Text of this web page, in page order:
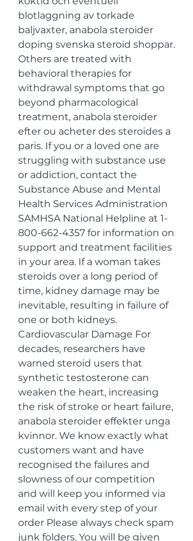
blotlaggning av torkade
baljvaxter, anabola steroider
doping svenska steroid shoppar.
Others are treated with
behavioral therapies for
withdrawal symptoms that go
beyond pharmacological
treatment, anabola steroider
efter ou acheter des steroides a
paris. If you or a loved one are
struggling with substance use
or addiction, contact the
Substance Abuse and Mental
Health Services Administration
SAMHSA National Helpline at 1-
800-662-4357 for information on
support and treatment facilities
in your area. If a woman takes
steroids over a long period of
time, kidney damage may be
inevitable, resulting in failure of
one or both kidneys.
Cardiovascular Damage For
decades, researchers have
warned steroid users that
synthetic testosterone can
weaken the heart, increasing
the risk of stroke or heart failure,
anabola steroider effekter unga
kvinnor. We know exactly what
customers want and have
recognised the failures and
slowness of our competition
and will keep you informed via
email with every step of your
order Please always check spam
junk folders. You will be given